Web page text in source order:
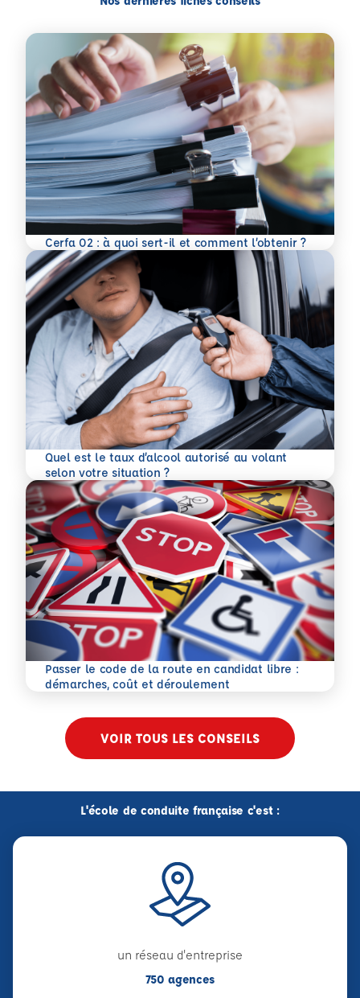
Cerfa 02 : à quoi sert-il et comment l’obtenir ?
En savoir plus
Quel est le taux d’alcool autorisé au volant
selon votre situation ?
En savoir plus
Passer le code de la route en candidat libre :
démarches, coût et déroulement
En savoir plus
VOIR TOUS LES CONSEILS
L'école de conduite française c'est :
un réseau d'entreprise
750 agences